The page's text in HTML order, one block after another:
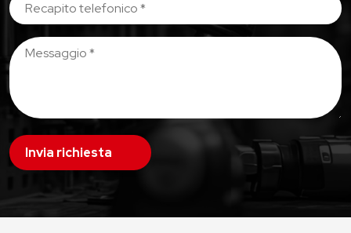
Invia richiesta